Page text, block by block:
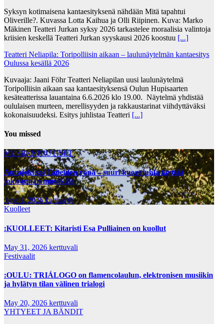
Syksyn kotimaisena kantaesityksenä nähdään Mitä tapahtui
Oliverille?. Kuvassa Lotta Kaihua ja Olli Riipinen. Kuva: Marko
Mäkinen Teatteri Jurkan syksy 2026 tarkastelee moraalisia valintoja
kriisien keskellä Teatteri Jurkan syyskausi 2026 koostuu [...]
Teatteri Neliapila: Toripolliisin aikaan – laulunäytelmän kantaesitys
Oulussa kesällä 2026
Kuvaaja: Jaani Föhr Teatteri Neliapilan uusi laulunäytelmä
Toripolliisin aikaan saa kantaesityksensä Oulun Hupisaarten
kesäteatterissa lauantaina 6.6.2026 klo 19.00. Näytelmä yhdistää
oululaisen murteen, merellisyyden ja rakkaustarinat viihdyttäväksi
kokonaisuudeksi. Esitys juhlistaa Teatteri [...]
You missed
MUSIIKKIUUTISET
Aurajoki soi Taiteiden yönä – suuri kuorojuhla täyttää
jokirannan musiikilla
June 1, 2026kerttuvali
Kuolleet
:KUOLLEET: Kitaristi Esa Pulliainen on kuollut
May 31, 2026 kerttuvali
Festivaalit
:OULU: TRIÁLOGO on flamencolaulun, elektronisen musiikin
ja hylätyn tilan välinen trialogi
May 20, 2026 kerttuvali
YHTYEET JA BÄNDIT